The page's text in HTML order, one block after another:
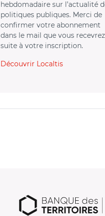
hebdomadaire sur l’actualité
politiques publiques. Merci de
confirmer votre abonnement
dans le mail que vous recevrez
suite à votre inscription.
Découvrir Localtis